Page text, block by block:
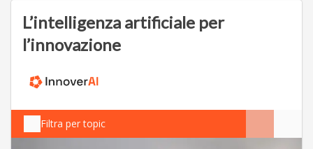
L’intelligenza artificiale per
l’innovazione
Filtra per topic